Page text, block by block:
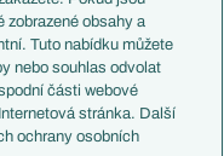
soutěž
zobrazené obsahy a
Tuto nabídku můžete
nebo souhlas odvolat
části webové
stránka. Další
ochrany osobních